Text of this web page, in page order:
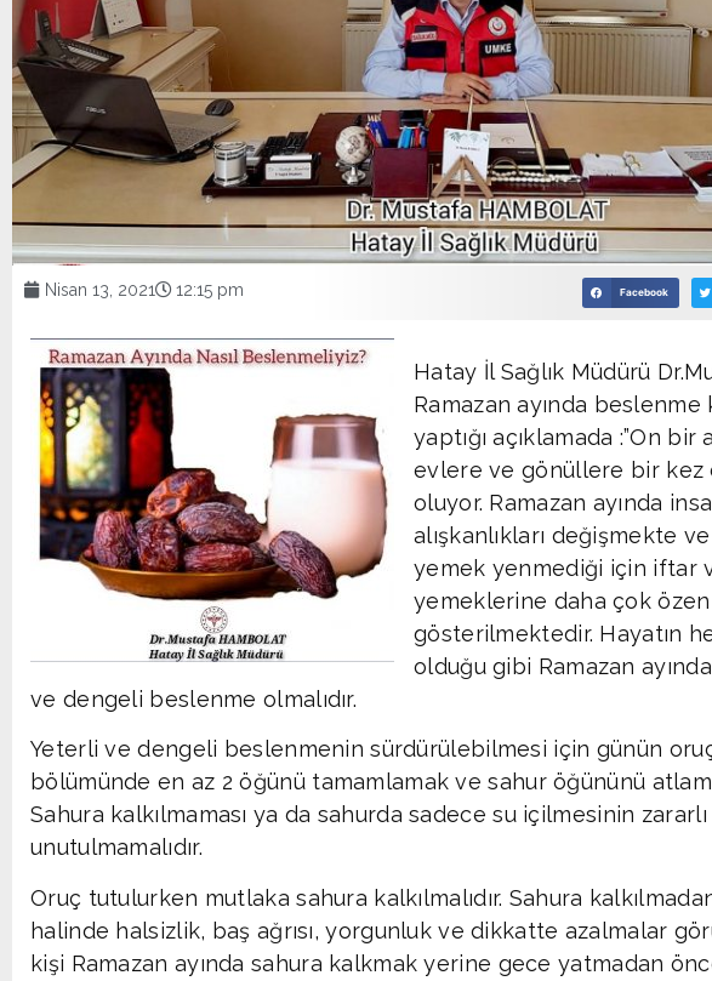
Nisan 13, 2021 12:15 pm Facebook
Hatay İl Sağlık Müdürü
Ramazan ayında beslenme
yaptığı açıklamada :”On bir
evlere ve gönüllere bir kez
oluyor. Ramazan ayında
alışkanlıkları değişmekte
yemek yenmediği için iftar
yemeklerine daha çok özen
gösterilmektedir. Hayatın
olduğu gibi Ramazan
ve dengeli beslenme olmalıdır.
Yeterli ve dengeli beslenmenin sürdürülebilmesi için günün
bölümünde en az 2 öğünü tamamlamak ve sahur öğününü
Sahura kalkılmaması ya da sahurda sadece su içilmesinin
unutulmamalıdır.
Oruç tutulurken mutlaka sahura kalkılmalıdır. Sahura
halinde halsizlik, baş ağrısı, yorgunluk ve dikkatte azalmalar
kişi Ramazan ayında sahura kalkmak yerine gece yatmadan